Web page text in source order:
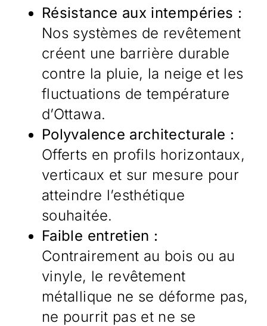
Résistance aux intempéries :
Nos systèmes de revêtement
créent une barrière durable
contre la pluie, la neige et les
fluctuations de température
d’Ottawa.
Polyvalence architecturale :
Offerts en profils horizontaux,
verticaux et sur mesure pour
atteindre l’esthétique
souhaitée.
Faible entretien :
Contrairement au bois ou au
vinyle, le revêtement
métallique ne se déforme pas,
ne pourrit pas et ne se